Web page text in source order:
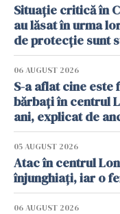
Situație critică în
au lăsat în urma
de protecție sunt
06 AUGUST 2026
S-a aflat cine este
bărbați în centrul
ani, explicat de
05 AUGUST 2026
Atac în centrul
înjunghiați, iar o
06 AUGUST 2026